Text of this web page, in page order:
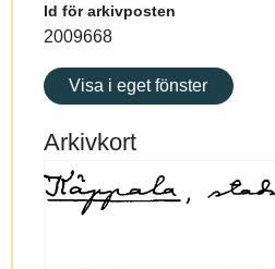
Id för arkivposten
2009668
Visa i eget fönster
Arkivkort